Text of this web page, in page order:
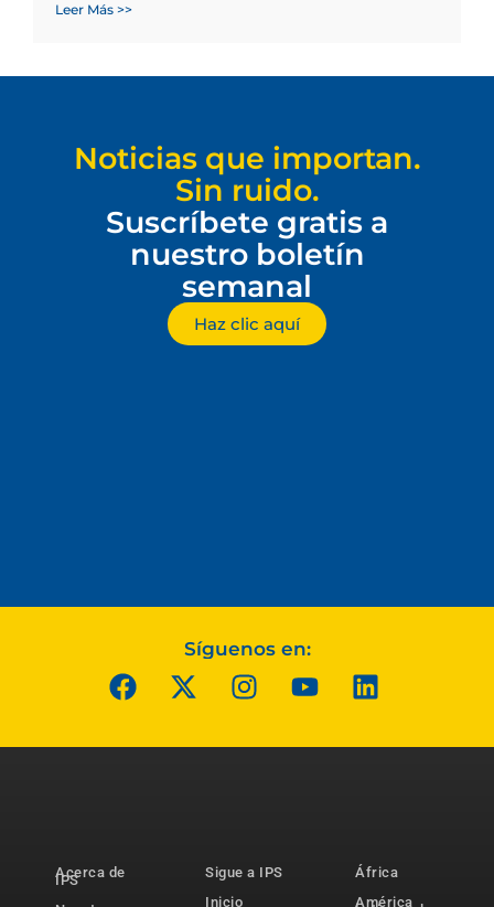
Leer Más >>
Noticias que importan.
Sin ruido.
Suscríbete gratis a
nuestro boletín
semanal
Haz clic aquí
Síguenos en:
Acerca de
IPS
Sigue a IPS
Inicio
África
América